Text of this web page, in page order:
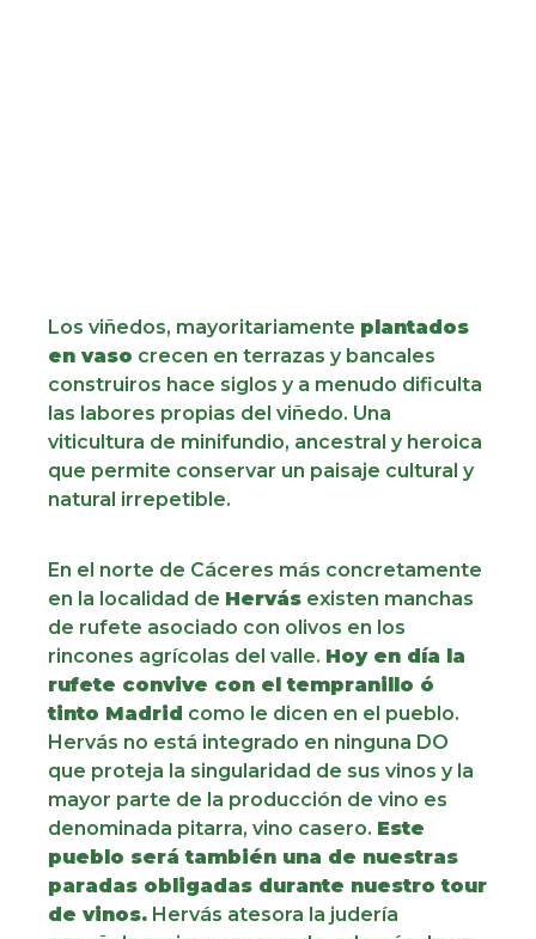
Los viñedos, mayoritariamente plantados
en vaso crecen en terrazas y bancales
construiros hace siglos y a menudo dificulta
las labores propias del viñedo. Una
viticultura de minifundio, ancestral y heroica
que permite conservar un paisaje cultural y
natural irrepetible.
En el norte de Cáceres más concretamente
en la localidad de Hervás existen manchas
de rufete asociado con olivos en los
rincones agrícolas del valle. Hoy en día la
rufete convive con el tempranillo ó
tinto Madrid como le dicen en el pueblo.
Hervás no está integrado en ninguna DO
que proteja la singularidad de sus vinos y la
mayor parte de la producción de vino es
denominada pitarra, vino casero. Este
pueblo será también una de nuestras
paradas obligadas durante nuestro tour
de vinos. Hervás atesora la judería